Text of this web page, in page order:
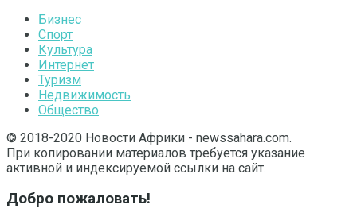
Бизнес
Спорт
Культура
Интернет
Туризм
Недвижимость
Общество
© 2018-2020 Новости Африки - newssahara.com.
При копировании материалов требуется указание
активной и индексируемой ссылки на сайт.
Добро пожаловать!